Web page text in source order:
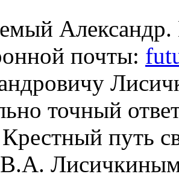
почты:
точный
путь
В.А.